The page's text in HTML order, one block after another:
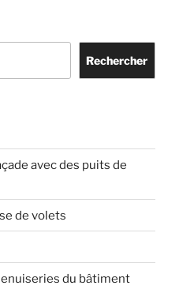
Rechercher
avec des puits de
de volets
du bâtiment